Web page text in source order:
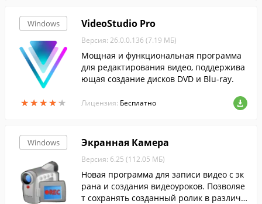
Windows
★★★★★
★★★★★
VideoStudio Pro
Версия: 26.0.0.136 (7.19 МБ)
Мощная и функциональная программа
для редактирования видео, поддержива
ющая создание дисков DVD и Blu-ray.
Лицензия: Бесплатно
Windows Экранная Камера
Версия: 6.25 (112.05 МБ)
Новая программа для записи видео с эк
рана и создания видеоуроков. Позволяе
т сохранять созданный ролик в различн